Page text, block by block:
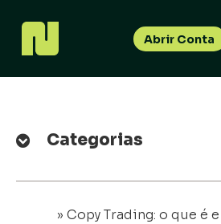
Abrir Conta
Categorias
» Copy Trading: o que é